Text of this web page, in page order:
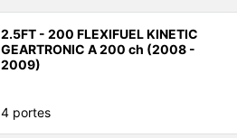
2.5FT - 200 FLEXIFUEL KINETIC
GEARTRONIC A 200 ch (2008 -
2009)
4 portes